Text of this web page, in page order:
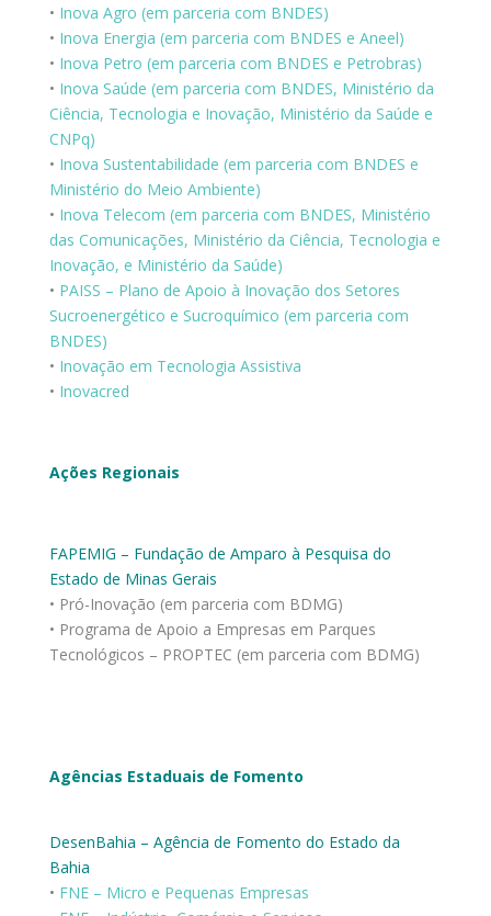
• Inova Agro (em parceria com BNDES)
• Inova Energia (em parceria com BNDES e Aneel)
• Inova Petro (em parceria com BNDES e Petrobras)
• Inova Saúde (em parceria com BNDES, Ministério da
Ciência, Tecnologia e Inovação, Ministério da Saúde e
CNPq)
• Inova Sustentabilidade (em parceria com BNDES e
Ministério do Meio Ambiente)
• Inova Telecom (em parceria com BNDES, Ministério
das Comunicações, Ministério da Ciência, Tecnologia e
Inovação, e Ministério da Saúde)
• PAISS – Plano de Apoio à Inovação dos Setores
Sucroenergético e Sucroquímico (em parceria com
BNDES)
• Inovação em Tecnologia Assistiva
• Inovacred
Ações Regionais
FAPEMIG – Fundação de Amparo à Pesquisa do
Estado de Minas Gerais
• Pró-Inovação (em parceria com BDMG)
• Programa de Apoio a Empresas em Parques
Tecnológicos – PROPTEC (em parceria com BDMG)
Agências Estaduais de Fomento
DesenBahia – Agência de Fomento do Estado da
Bahia
• FNE – Micro e Pequenas Empresas